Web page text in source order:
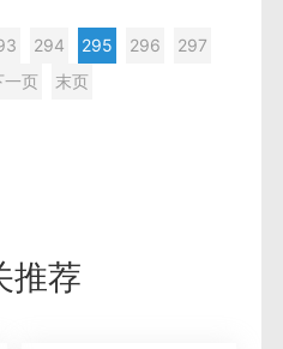
294 295 296
297
一页 末页
推荐